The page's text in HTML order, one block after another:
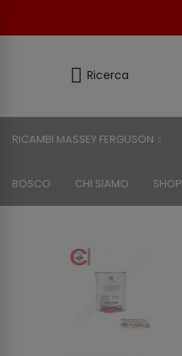
Ricerca
RICAMBI MASSEY FERGUSON
BOSCO CHI SIAMO SHOP